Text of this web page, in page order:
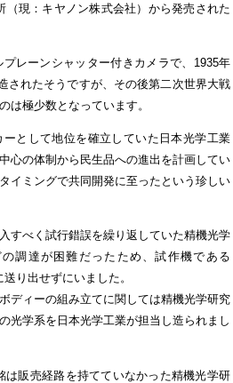
（現：キヤノン株式会社）から発売された
レーンシャッター付きカメラで、1935年
されたそうですが、その後第二次世界大戦
は極少数となっています。
として地位を確立していた日本光学工業
心の体制から民生品への進出を計画してい
イミングで共同開発に至ったという珍しい
すべく試行錯誤を繰り返していた精機光学
調達が困難だったため、試作機である
り出せずにいました。
ディーの組み立てに関しては精機光学研究
光学系を日本光学工業が担当し造られまし
は販売経路を持てていなかった精機光学研